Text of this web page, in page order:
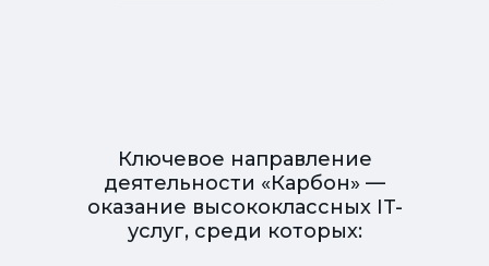
Ключевое направление
деятельности «Карбон» —
оказание высококлассных IT-
услуг, среди которых: